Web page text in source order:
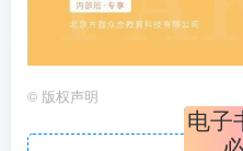
© 版权声明
电子